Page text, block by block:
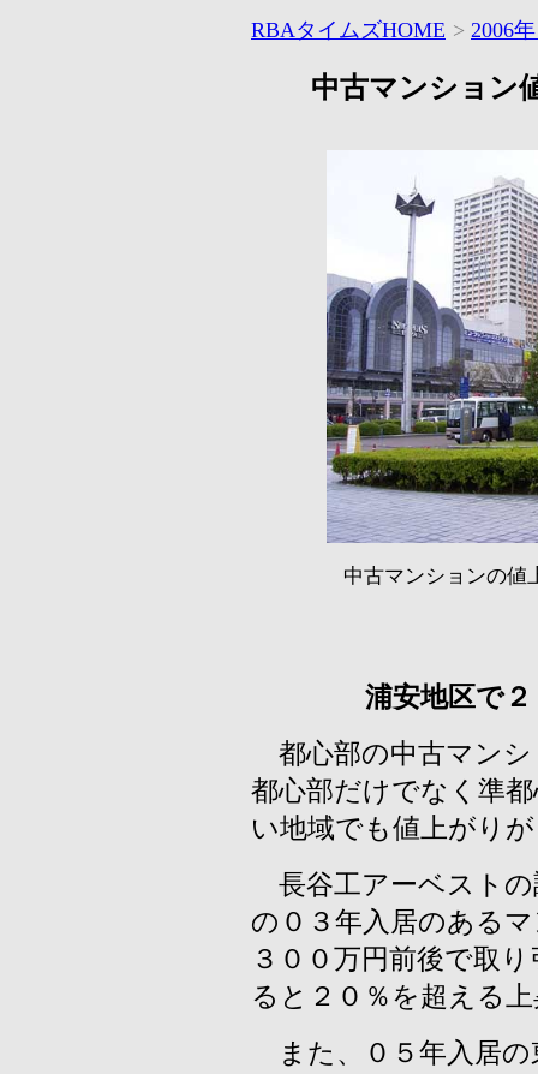
RBAタイムズHOME > 2006
中古マンショ
中古マンションの値
浦安地区で２
都心部の中古マンシ
都心部だけでなく準
い地域でも値上がり
長谷工アーベストの
の０３年入居のある
３００万円前後で取
ると２０％を超える
また、０５年入居の